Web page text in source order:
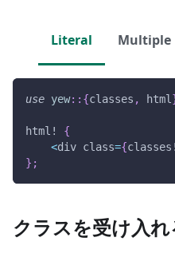
Literal Multiple
use yew:: {classes , html
html!
{
<div class={classes!
} ;
クラスを受け入